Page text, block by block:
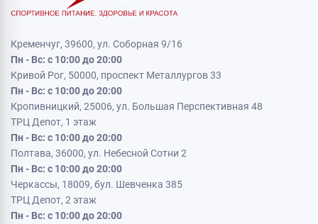
Кременчуг, 39600, ул. Соборная 9/16
Пн - Вс: с 10:00 до 20:00
Кривой Рог, 50000, проспект Металлургов 33
Пн - Вс: с 10:00 до 20:00
Кропивницкий, 25006, ул. Большая Перспективная 48
ТРЦ Депот, 1 этаж
Пн - Вс: с 10:00 до 20:00
Полтава, 36000, ул. Небесной Сотни 2
Пн - Вс: с 10:00 до 20:00
Черкассы, 18009, бул. Шевченка 385
ТРЦ Депот, 2 этаж
Пн - Вс: с 10:00 до 20:00